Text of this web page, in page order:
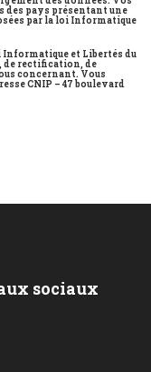
des pays présentant une
par la loi Informatique
et Libertés du
de rectification, de
concernant. Vous
CNIP – 47 boulevard
sociaux